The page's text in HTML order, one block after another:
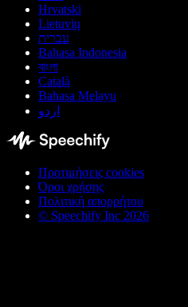
Hrvatski
Lietuvių
עברית
Bahasa Indonesia
বাংলা
Català
Bahasa Melayu
اردو
Προτιμήσεις cookies
Όροι χρήσης
Πολιτική απορρήτου
© Speechify Inc 2026